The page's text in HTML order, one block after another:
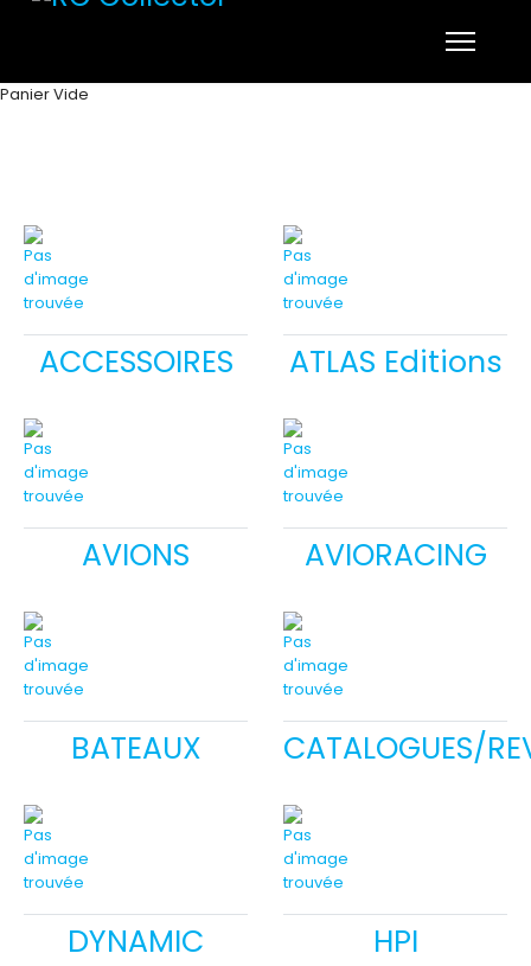
Panier Vide
ACCESSOIRES ATLAS Editions
AVIONS AVIORACING
BATEAUX CATALOGUES/
DYNAMIC HPI